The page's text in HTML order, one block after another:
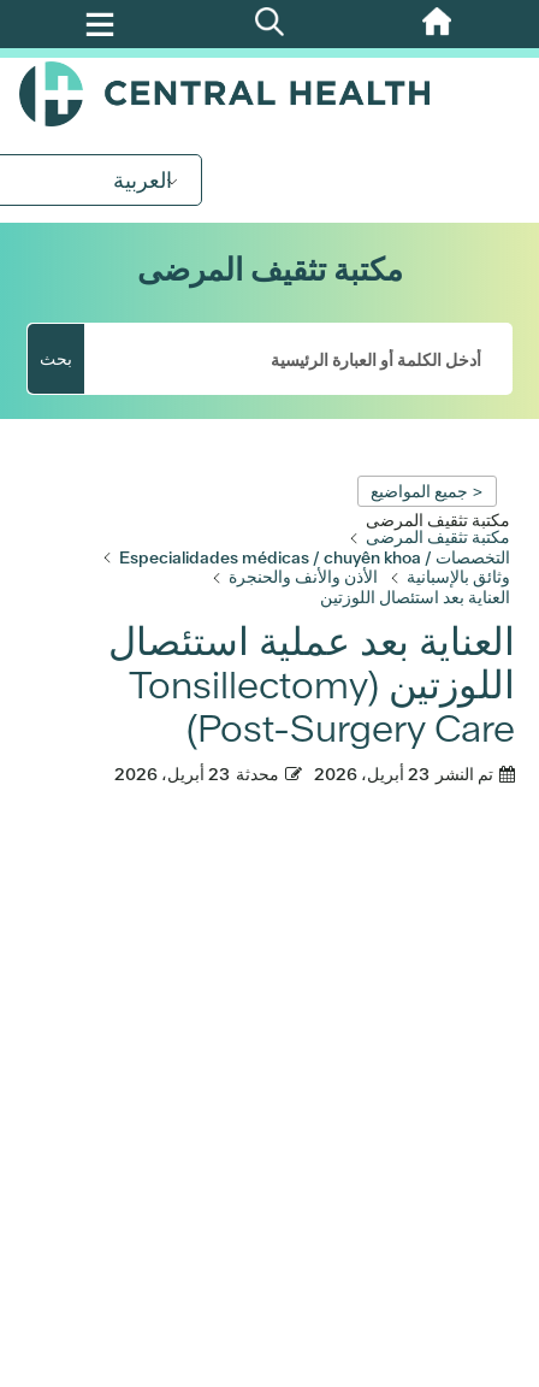
تخطي
العربية
مكتبة تثقيف المرضى
بحث
< جميع المواضيع
مكتبة تثقيف المرضى
مكتبة تثقيف المرضى
التخصصات / Especialidades médicas / chuyên khoa
وثائق بالإسبانية
الأذن والأنف والحنجرة
العناية بعد استئصال اللوزتين
العناية بعد عملية استئصال
اللوزتين (Tonsillectomy
Post-Surgery Care)
تم النشر 23 أبريل، 2026 محدثة 23 أبريل، 2026